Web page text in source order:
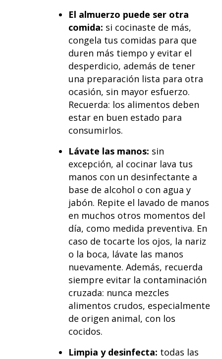
El almuerzo puede ser otra
comida: si cocinaste de más,
congela tus comidas para que
duren más tiempo y evitar el
desperdicio, además de tener
una preparación lista para otra
ocasión, sin mayor esfuerzo.
Recuerda: los alimentos deben
estar en buen estado para
consumirlos.
Lávate las manos: sin
excepción, al cocinar lava tus
manos con un desinfectante a
base de alcohol o con agua y
jabón. Repite el lavado de manos
en muchos otros momentos del
día, como medida preventiva. En
caso de tocarte los ojos, la nariz
o la boca, lávate las manos
nuevamente. Además, recuerda
siempre evitar la contaminación
cruzada: nunca mezcles
alimentos crudos, especialmente
de origen animal, con los
cocidos.
Limpia y desinfecta: todas las